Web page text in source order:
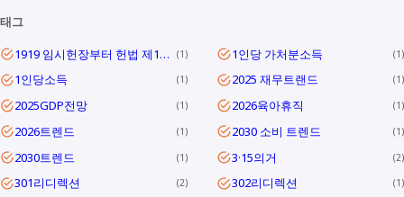
태그
1919 임시헌장부터 헌법 제1조까지
1 1인당 가처분소득 1
1인당소득 1 2025 재무트랜드 1
2025GDP전망 1 2026육아휴직 1
2026트렌드 1 2030 소비 트렌드 1
2030트렌드 1 3·15의거 2
301리디렉션 2 302리디렉션 1